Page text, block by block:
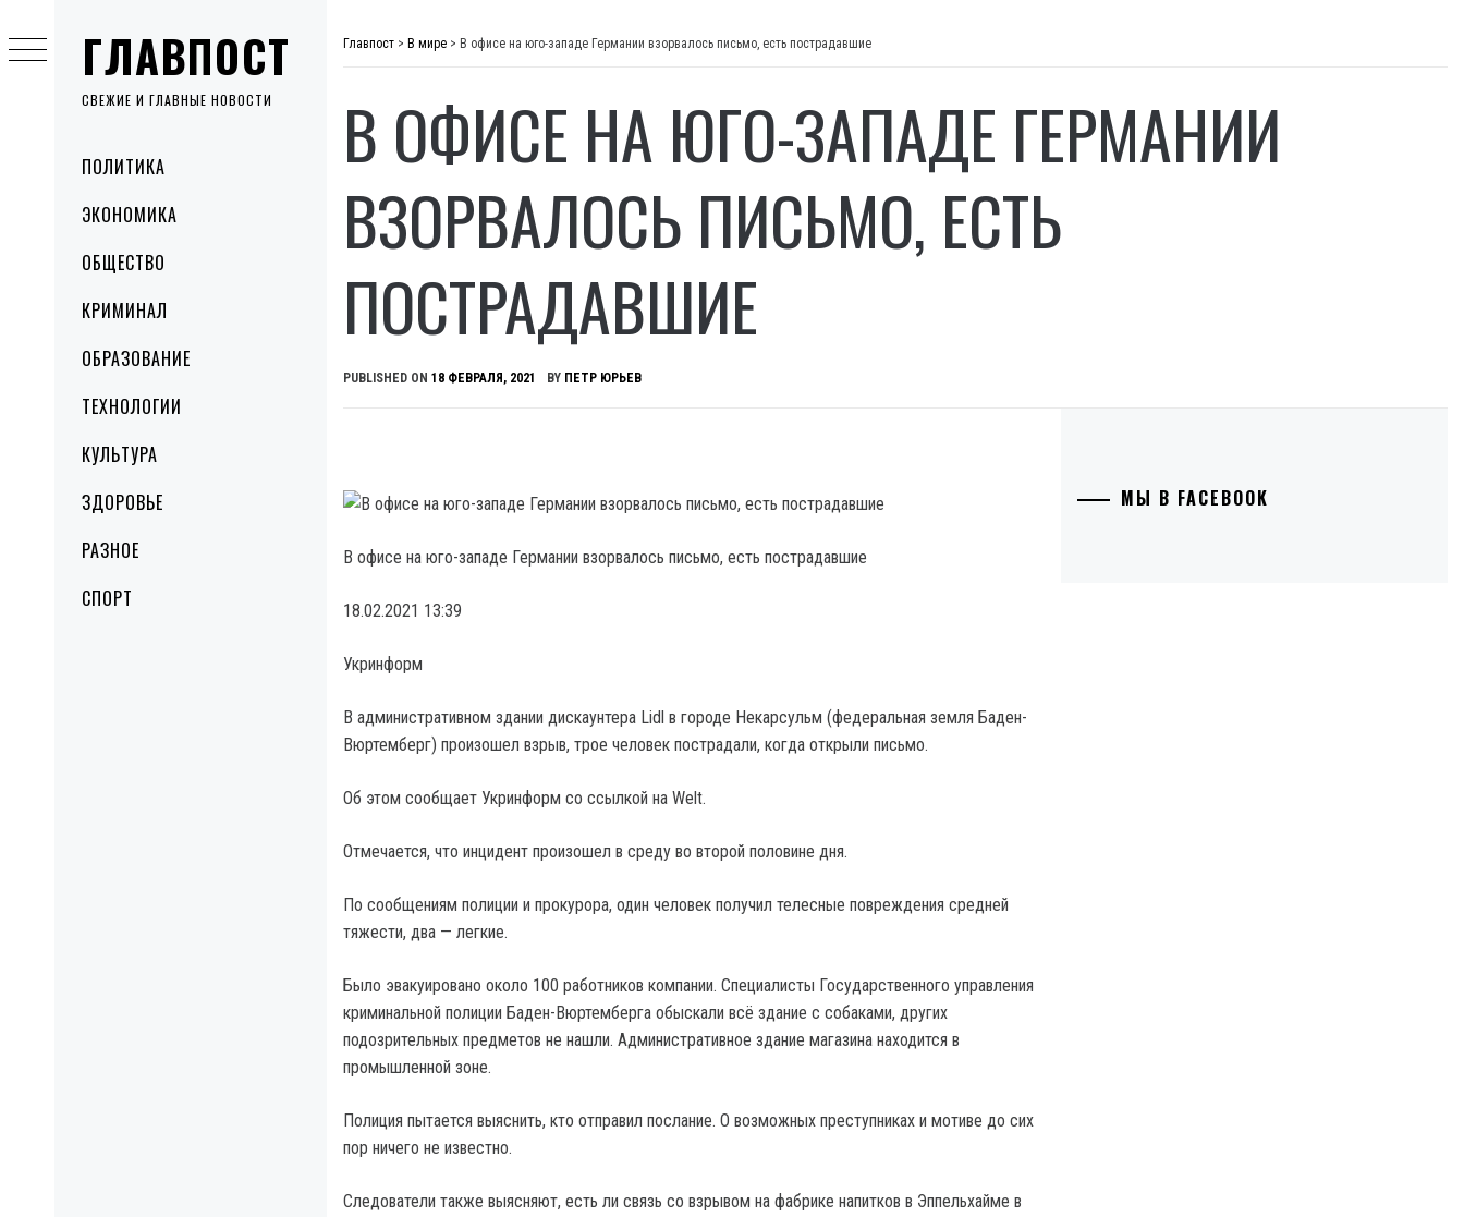
ГЛАВПОСТ
СВЕЖИЕ И ГЛАВНЫЕ НОВОСТИ
MenuПОЛИТИКА
ЭКОНОМИКА
ОБЩЕСТВО
КРИМИНАЛ
ОБРАЗОВАНИЕ
ТЕХНОЛОГИИ
КУЛЬТУРА
ЗДОРОВЬЕ
РАЗНОЕ
СПОРТ
to
content
Главпост > В мире > В офисе на юго-западе Германии взорвалось письмо, есть пострадавшие
В ОФИСЕ НА ЮГО-ЗАПАДЕ ГЕРМАНИИ
ВЗОРВАЛОСЬ ПИСЬМО, ЕСТЬ
ПОСТРАДАВШИЕ
PUBLISHED ON 18 ФЕВРАЛЯ, 2021 BY ПЕТР ЮРЬЕВ
В офисе на юго-западе Германии взорвалось письмо, есть пострадавшие
18.02.2021 13:39
Укринформ
В административном здании дискаунтера Lidl в городе Некарсульм (федеральная земля Баден-
Вюртемберг) произошел взрыв, трое человек пострадали, когда открыли письмо.
Об этом сообщает Укринформ со ссылкой на Welt.
Отмечается, что инцидент произошел в среду во второй половине дня.
По сообщениям полиции и прокурора, один человек получил телесные повреждения средней
тяжести, два — легкие.
Было эвакуировано около 100 работников компании. Специалисты Государственного управления
криминальной полиции Баден-Вюртемберга обыскали всё здание с собаками, других
подозрительных предметов не нашли. Административное здание магазина находится в
промышленной зоне.
Полиция пытается выяснить, кто отправил послание. О возможных преступниках и мотиве до сих
пор ничего не известно.
Следователи также выясняют, есть ли связь со взрывом на фабрике напитков в Эппельхайме в
МЫ В FACEBOOK